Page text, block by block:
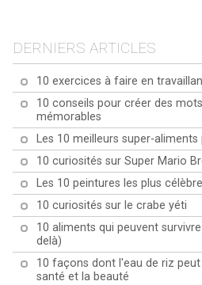
DERNIERS ARTICLES
10 exercices à faire en
10 conseils pour créer des
mémorables
Les 10 meilleurs super-
10 curiosités sur Super Mario
Les 10 peintures les plus
10 curiosités sur le crabe yéti
10 aliments qui peuvent
delà)
10 façons dont l'eau de riz
santé et la beauté